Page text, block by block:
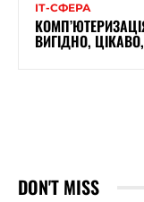
ІТ-СФЕРА
ВИГІДНО,
DON'T MISS